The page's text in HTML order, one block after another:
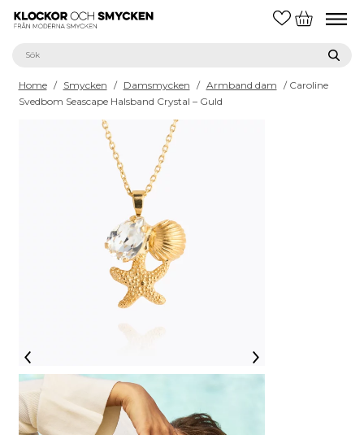
Home / Smycken / Damsmycken / Armband dam / Caroline
Svedbom Seascape Halsband Crystal – Guld